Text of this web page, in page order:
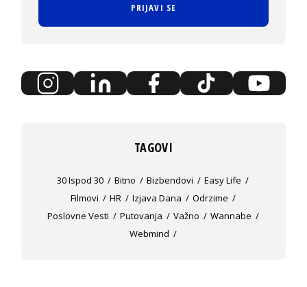
PRIJAVI SE
TAGOVI
30 Ispod 30 Bitno Bizbendovi
Easy Life
Filmovi
HR Izjava Dana
Odrzime
Poslovne Vesti
Putovanja Važno
Wannabe
Webmind